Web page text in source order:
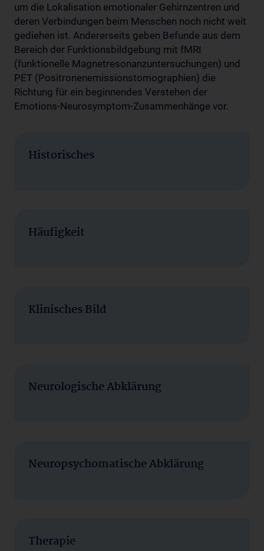
um die Lokalisation emotionaler Gehirnzentren und
deren Verbindungen beim Menschen noch nicht weit
gediehen ist. Andererseits geben Befunde aus dem
Bereich der Funktionsbildgebung mit fMRI
(funktionelle Magnetresonanzuntersuchungen) und
PET (Positronenemissionstomographien) die
Richtung für ein beginnendes Verstehen der
Emotions-Neurosymptom-Zusammenhänge vor.
Historisches
Häufigkeit
Klinisches Bild
Neurologische Abklärung
Neuropsychomatische Abklärung
Therapie